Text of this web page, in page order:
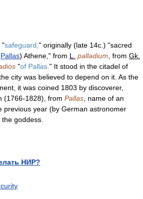
"safeguard, " originally (late 14c.) "sacred
Pallas) Athene," from L. palladium , from Gk.
"of Pallas. " It stood in the citadel of
city was believed to depend on it. As the
it was coined 1803 by discoverer,
(1766-1828), from Pallas , name of an
previous year (by German astronomer
goddess.
НИР?